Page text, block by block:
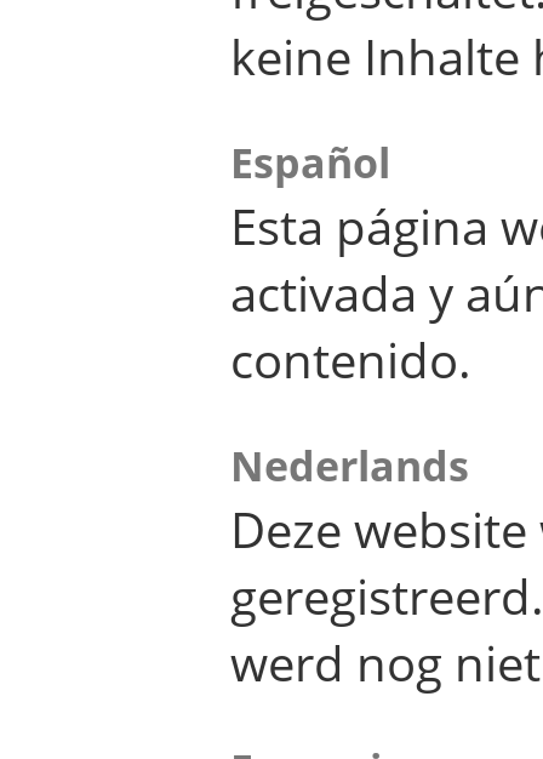
keine Inhalte
Español
Esta página
activada y
contenido.
Nederlands
Deze
werd nog